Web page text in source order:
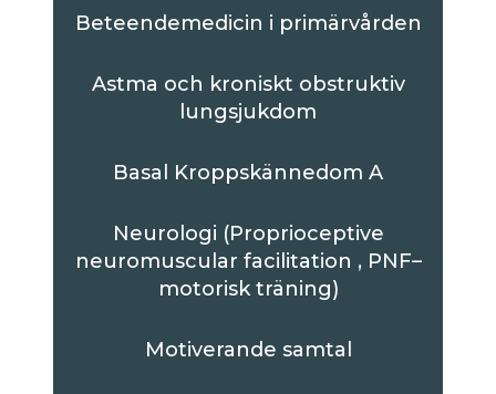
Beteendemedicin i primärvården
Astma och kroniskt obstruktiv
lungsjukdom
Basal Kroppskännedom A
Neurologi (Proprioceptive
neuromuscular facilitation , PNF–
motorisk träning)
Motiverande samtal